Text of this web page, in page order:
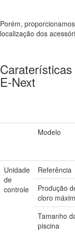
Porém,
localização dos
E-Next
Modelo
Unidade
de
controle
Referência
Produção
cloro
Tamanho
piscina